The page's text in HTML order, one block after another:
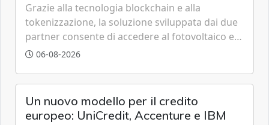
Grazie alla tecnologia blockchain e alla
tokenizzazione, la soluzione sviluppata dai due
partner consente di accedere al fotovoltaico e
all'eolico ottenendo risparmi diretti in bolletta,
06-08-2026
Un nuovo modello per il credito
europeo: UniCredit, Accenture e IBM